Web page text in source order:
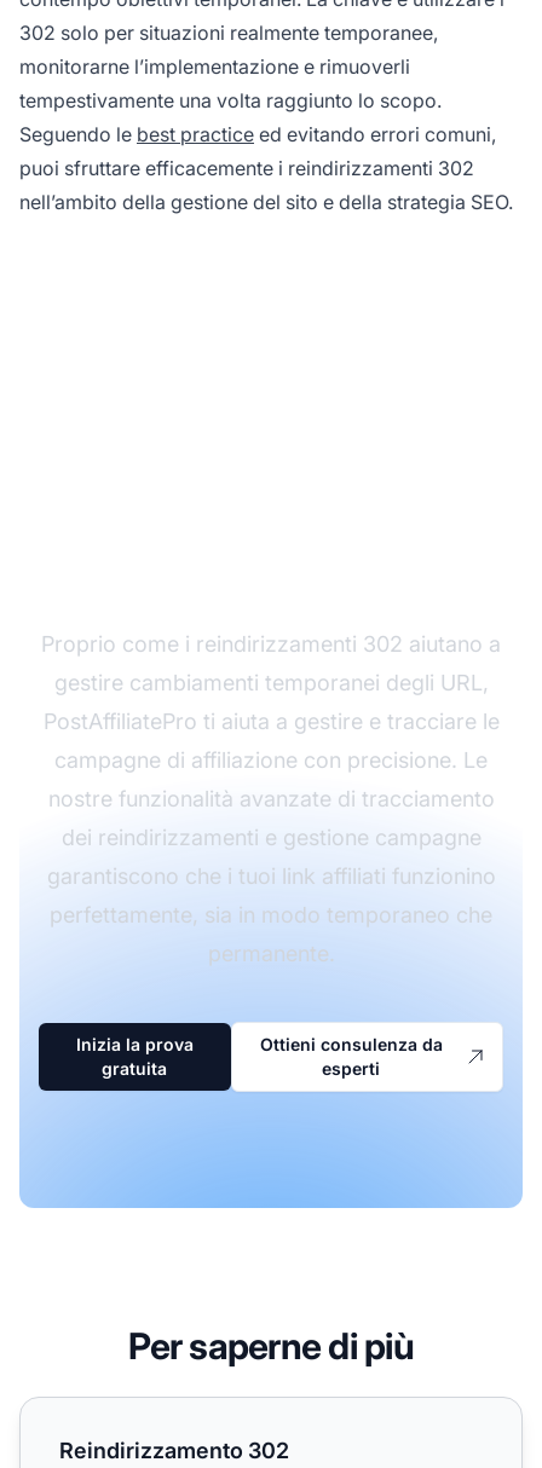
302 solo per situazioni realmente temporanee,
monitorarne l’implementazione e rimuoverli
tempestivamente una volta raggiunto lo scopo.
Seguendo le best practice ed evitando errori comuni,
puoi sfruttare efficacemente i reindirizzamenti 302
nell’ambito della gestione del sito e della strategia SEO.
Proprio come i reindirizzamenti 302 aiutano a
gestire cambiamenti temporanei degli URL,
PostAffiliatePro ti aiuta a gestire e tracciare le
campagne di affiliazione con precisione. Le
nostre funzionalità avanzate di tracciamento
dei reindirizzamenti e gestione campagne
garantiscono che i tuoi link affiliati funzionino
perfettamente, sia in modo temporaneo che
permanente.
Inizia la prova
gratuita
Ottieni consulenza da
esperti
Per saperne di più
Reindirizzamento 302
Reindirizzamento 302